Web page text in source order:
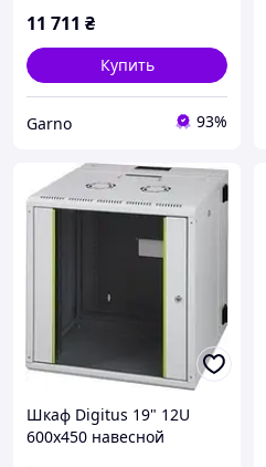
11 711 ₴
Купить
Garno 93%
Шкаф Digitus 19" 12U
600x450 навесной